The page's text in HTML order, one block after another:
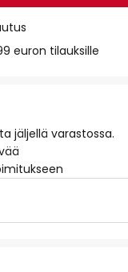
euron tilauksille
jäljellä varastossa.